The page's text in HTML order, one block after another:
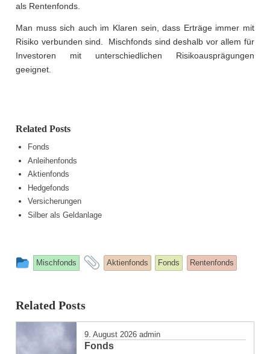
als Rentenfonds.
Man muss sich auch im Klaren sein, dass Erträge immer mit
Risiko verbunden sind. Mischfonds sind deshalb vor allem für
Investoren mit unterschiedlichen Risikoausprägungen
geeignet.
Related Posts
Fonds
Anleihenfonds
Aktienfonds
Hedgefonds
Versicherungen
Silber als Geldanlage
This
posted
in
Mischfonds
and
Aktienfonds Fonds Rentenfonds
Related Posts
9. August 2026 admin
Fonds